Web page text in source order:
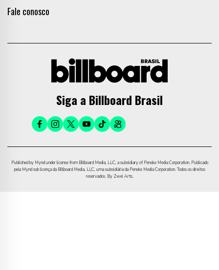
Fale conosco
Siga a Billboard Brasil
Published by Mynd under license from Billboard Media, LLC, a subsidiary of Penske Media Corporation. Publicado
pela Mynd sob licença da Billboard Media, LLC, uma subsidiária da Penske Media Corporation. Todos os direitos
reservados. By Zwei Arts.